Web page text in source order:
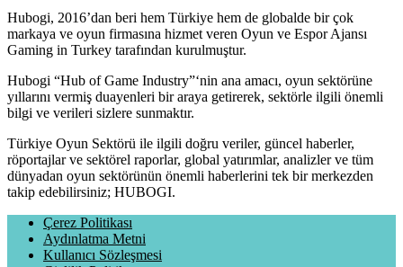
Hubogi, 2016’dan beri hem Türkiye hem de globalde bir çok
markaya ve oyun firmasına hizmet veren Oyun ve Espor Ajansı
Gaming in Turkey tarafından kurulmuştur.
Hubogi “Hub of Game Industry”‘nin ana amacı, oyun sektörüne
yıllarını vermiş duayenleri bir araya getirerek, sektörle ilgili önemli
bilgi ve verileri sizlere sunmaktır.
Türkiye Oyun Sektörü ile ilgili doğru veriler, güncel haberler,
röportajlar ve sektörel raporlar, global yatırımlar, analizler ve tüm
dünyadan oyun sektörünün önemli haberlerini tek bir merkezden
takip edebilirsiniz; HUBOGI.
Çerez Politikası
Aydınlatma Metni
Kullanıcı Sözleşmesi